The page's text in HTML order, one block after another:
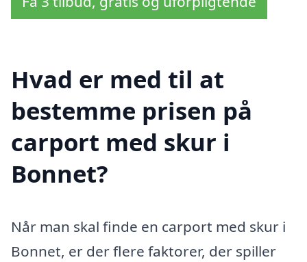
Hvad er med til at
bestemme prisen på
carport med skur i
Bonnet?
Når man skal finde en carport med skur i
Bonnet, er der flere faktorer, der spiller